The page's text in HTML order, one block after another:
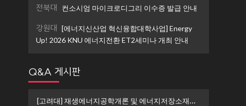
전북대 컨소시엄 마이크로디그리 이수증 발급 안내
강원대
[에너지신산업 혁신융합대학사업] Energy
Up! 2026 KNU 에너지전환 ET2세미나 개최 안내
Q&A 게시판
[고려대] 재생에너지공학개론 및 에너지저장소재설계 ...